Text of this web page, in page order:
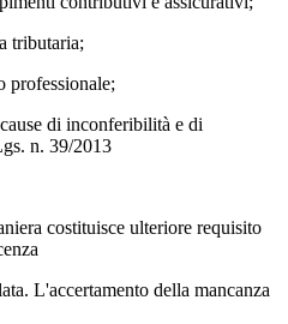
tributaria;
professionale;
di inconferibilità e di
n. 39/2013
costituisce ulteriore requisito
L'accertamento della mancanza